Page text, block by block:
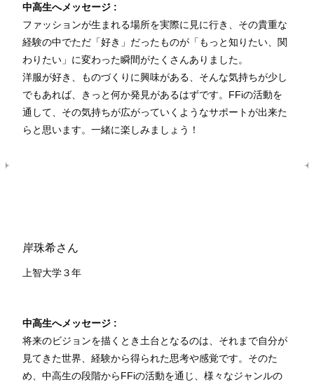
中高生へメッセージ :
ファッションが生まれる場所を実際に見に行き、その貴重な
経験の中でただ「好き」だったものが「もっと知りたい、関
わりたい」に変わった瞬間がたくさんありました。
洋服が好き、ものづくりに興味がある、そんな気持ちが少し
でもあれば、きっと何か発見があるはずです。FFiの活動を
通して、その気持ちが広がっていくようなサポートが出来た
らと思います。一緒に楽しみましょう！
岸珠希さん
上智大学３年
中高生へメッセージ :
将来のビジョンを描くとき土台となるのは、それまで自分が
見てきた世界、経験から得られた思考や感覚です。そのた
め、中高生の段階からFFiの活動を通じ、様々なジャンルの